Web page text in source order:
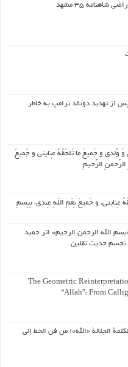
شاهنامه ۳۵ مشهد
از تهدید دونالد ترامپ به خاطر
وُلدی و جَمیعَ ما تَلحَقُهُ عِنایتی و جَمیعَ
الرَّحمنِ الرَّحیمِ
عِنایتی، و جَمیعَ نِعَمِ اللّهِ عِندی، بِبِسمِ
الله الرحمن الرحیم» اثر حمید
تجسم حدیث ثقلین
The Geometric
“Allah”: From
الجلالة «الله»؛ من فن الخط إلى